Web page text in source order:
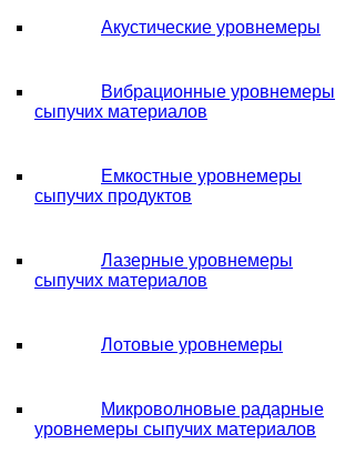
Акустические уровнемеры
Вибрационные уровнемеры
сыпучих материалов
Емкостные уровнемеры
сыпучих продуктов
Лазерные уровнемеры
сыпучих материалов
Лотовые уровнемеры
Микроволновые радарные
уровнемеры сыпучих материалов